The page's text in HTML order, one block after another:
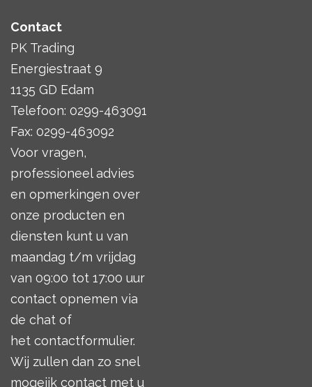
Contact
PK Trading
Energiestraat 9
1135 GD Edam
Telefoon: 0299-463091
Fax: 0299-463092
Voor vragen,
professioneel advies
en opmerkingen over
onze producten en
diensten kunt u van
maandag t/m vrijdag
van 09:00 tot 17:00 uur
contact opnemen via
de chat of
het contactformulier.
Wij zullen dan zo snel
mogeijk contact met u